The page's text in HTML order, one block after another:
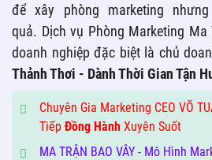
để xây phòng marketing
quả. Dịch vụ Phòng Marketing Ma
doanh nghiệp đặc biệt là chủ
Thảnh Thơi - Dành Thời Gian Tận
Chuyên Gia Marketing CEO VÕ
Tiếp Đồng Hành Xuyên Suốt
MA TRẬN BAO VÂY - Mô Hình